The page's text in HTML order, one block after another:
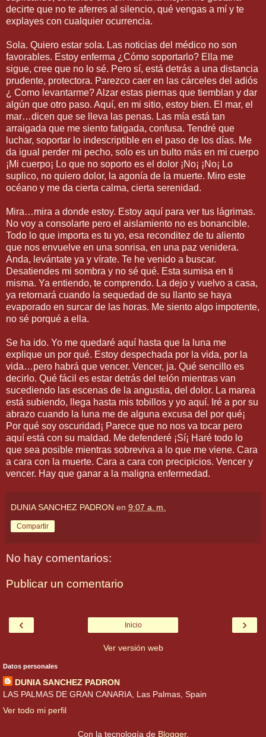
decirte que no te aferres al silencio, qué vengas a mí y te
explayes con cualquier ocurrencia.
Sola. Quiero estar sola. Las noticias del médico no son
favorables. Estoy enferma ¿Cómo soportarlo? Ella me
sigue, cree que no lo sé. Pero sí, está detrás a una distancia
prudente, protectora. Parezco caer en las cárceles del adiós
¿ Como levantarme? Alzar estas piernas que tiemblan y dar
algún que otro paso. Aquí, en mi sitio, estoy bien. El mar, el
mar…dicen que se lleva las penas. Las mía está tan
arraigada que me siento fatigada, confusa. Tendré que
luchar, soportar lo indescriptible en el paso de los días. Me
da igual perder mi pecho, solo es un bulto más en mi cuerpo
¡Mi cuerpo¡ Lo que no soporto es el dolor ¡No¡ ¡No¡ Lo
suplico, no quiero dolor, la agonía de la muerte. Miro este
océano y me da cierta calma, cierta serenidad.
Mira…mira a donde estoy. Estoy aquí para ver tus lágrimas.
No voy a consolarte pero el aislamiento no es bonancible.
Todo lo que importa es tu yo, esa reconditez de tu aliento
que nos envuelve en una sonrisa, en una paz venidera.
Anda, levántate ya y vírate. Te he venido a buscar.
Desatiendes mi sombra y no sé qué. Esta sumisa en ti
misma. Ya entiendo, te comprendo. La dejo y vuelvo a casa,
ya retornará cuando la sequedad de su llanto se haya
evaporado en surcar de las horas. Me siento algo impotente,
no sé porqué a ella.
Se ha ido. Yo me quedaré aquí hasta que la luna me
explique un por qué. Estoy despechada por la vida, por la
vida…pero habrá que vencer. Vencer, ja. Qué sencillo es
decirlo. Qué fácil es estar detrás del telón mientras van
sucediendo las escenas de la angustia, del dolor. La marea
está subiendo, llega hasta mis tobillos y yo aquí. Iré a por su
abrazo cuando la luna me de alguna excusa del por qué¡
Por qué soy oscuridad¡ Parece que no nos va tocar pero
aquí está con su maldad. Me defenderé ¡Sí¡ Haré todo lo
que sea posible mientras sobreviva a lo que me viene. Cara
a cara con la muerte. Cara a cara con precipicios. Vencer y
vencer. Hay que ganar a la maligna enfermedad.
DUNIA SANCHEZ PADRON en 9:07 a. m.
Compartir
No hay comentarios:
Publicar un comentario
‹ ›
Inicio
Ver versión web
Datos personales
DUNIA SANCHEZ PADRON
LAS PALMAS DE GRAN CANARIA, Las Palmas, Spain
Ver todo mi perfil
Con la tecnología de Blogger.